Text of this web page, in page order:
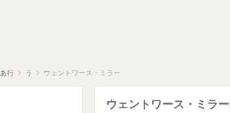
あ行 う ウェントワース・ミラー
ウェントワース・ミラ